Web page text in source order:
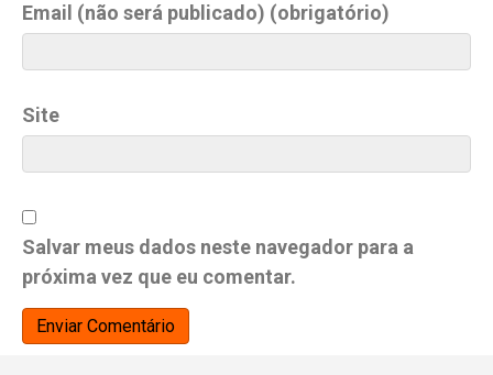
Email (não será publicado) (obrigatório)
Site
Salvar meus dados neste navegador para a
próxima vez que eu comentar.